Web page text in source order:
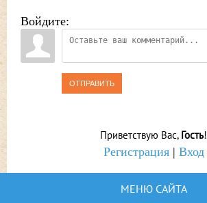
Войдите:
ОТПРАВИТЬ
Приветствую Вас, Гость!
Регистрация| Вход
МЕНЮ САЙТА